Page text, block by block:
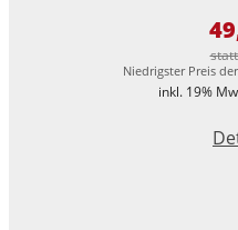
Niedrigster Preis
inkl. 19%